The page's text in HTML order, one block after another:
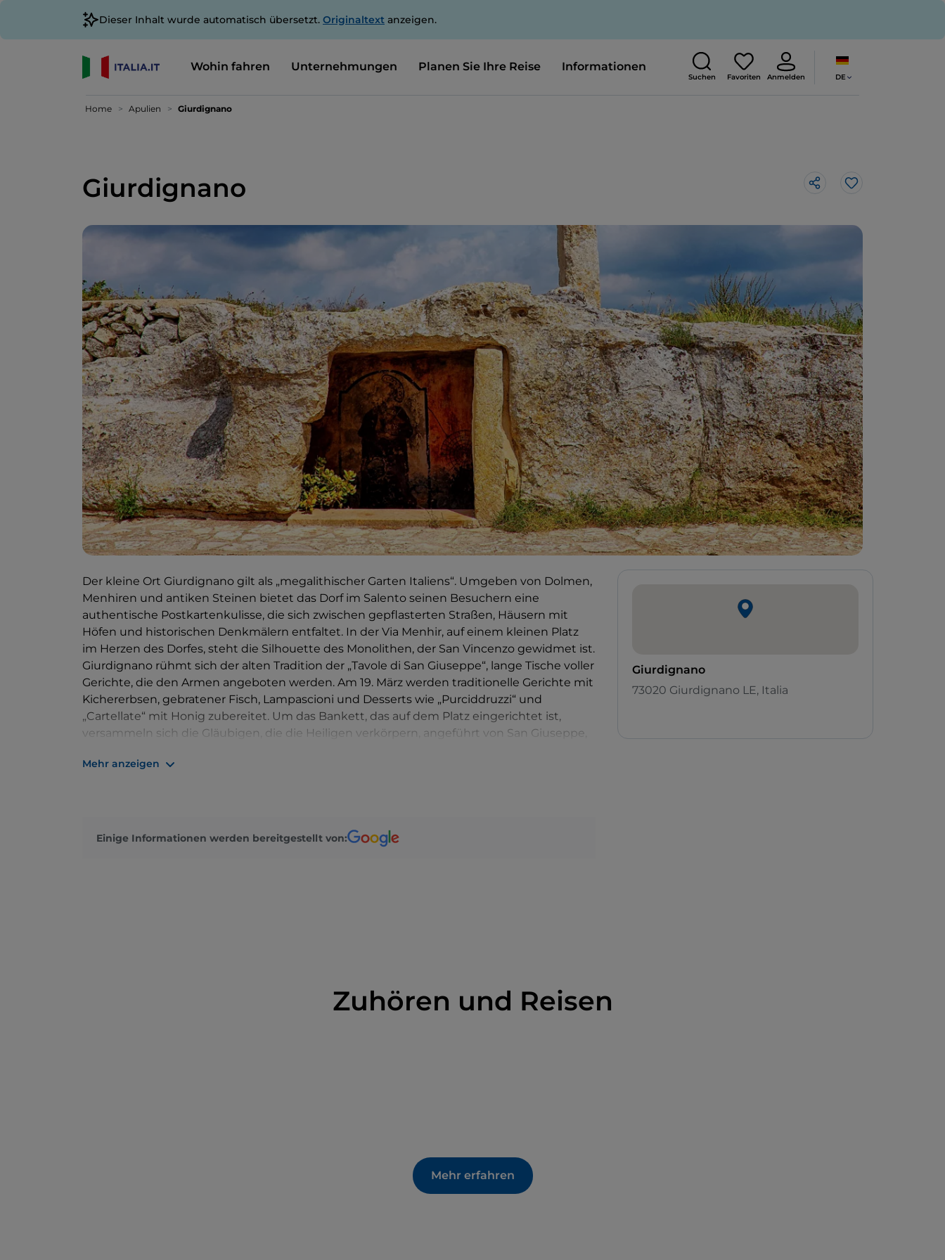
Dieser Inhalt wurde automatisch übersetzt. Originaltext anzeigen.
Wohin fahren Unternehmungen Planen Sie Ihre Reise Informationen
Suchen Favoriten Anmelden DE
Home Apulien Giurdignano
Giurdignano Like
Der kleine Ort Giurdignano gilt als „megalithischer Garten Italiens“. Umgeben von Dolmen,
Menhiren und antiken Steinen bietet das Dorf im Salento seinen Besuchern eine
authentische Postkartenkulisse, die sich zwischen gepflasterten Straßen, Häusern mit
Höfen und historischen Denkmälern entfaltet. In der Via Menhir, auf einem kleinen Platz
im Herzen des Dorfes, steht die Silhouette des Monolithen, der San Vincenzo gewidmet ist.
Giurdignano rühmt sich der alten Tradition der „Tavole di San Giuseppe“, lange Tische voller
Gerichte, die den Armen angeboten werden. Am 19. März werden traditionelle Gerichte mit
Kichererbsen, gebratener Fisch, Lampascioni und Desserts wie „Purciddruzzi“ und
„Cartellate“ mit Honig zubereitet. Um das Bankett, das auf dem Platz eingerichtet ist,
versammeln sich die Gläubigen, die die Heiligen verkörpern, angeführt von San Giuseppe,
Mehr anzeigen
Einige Informationen werden bereitgestellt von:
Giurdignano
73020 Giurdignano LE, Italia
Zuhören und Reisen
Mehr erfahren